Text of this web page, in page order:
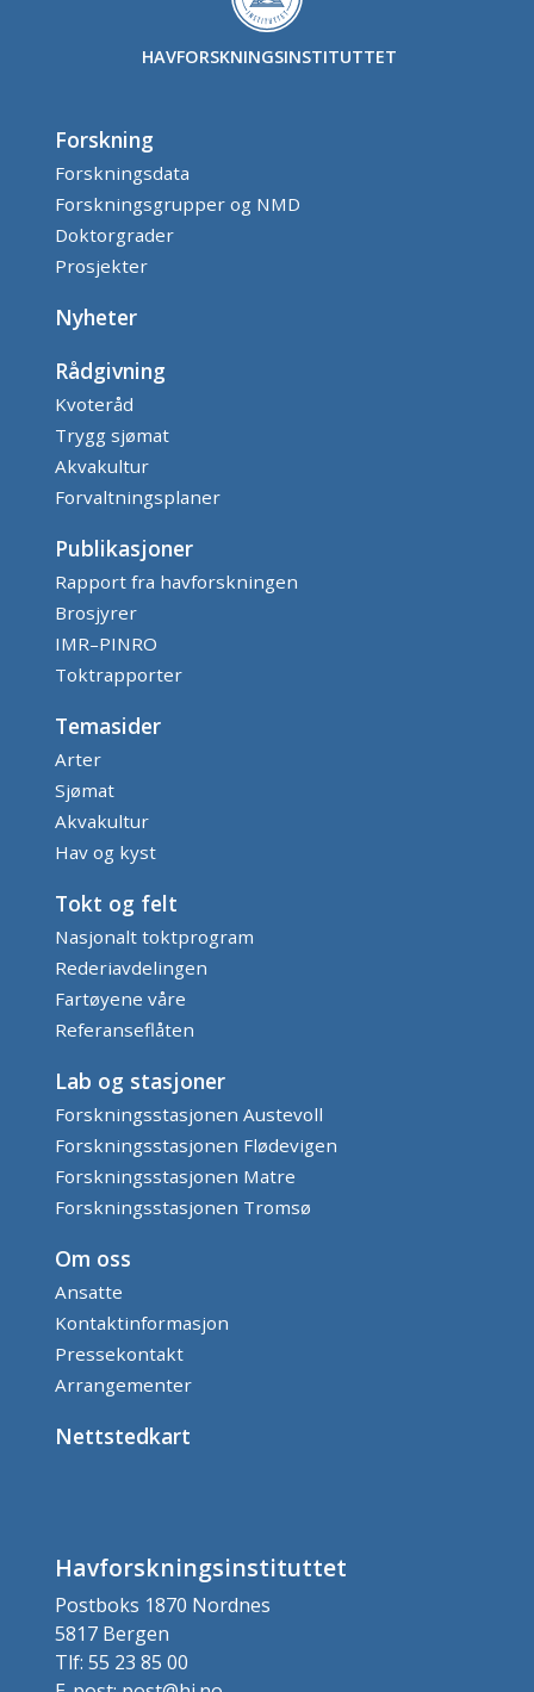
HAVFORSKNINGSINSTITUTTET
Forskning
Forskningsdata
Forskningsgrupper og NMD
Doktorgrader
Prosjekter
Nyheter
Rådgivning
Kvoteråd
Trygg sjømat
Akvakultur
Forvaltningsplaner
Publikasjoner
Rapport fra havforskningen
Brosjyrer
IMR–PINRO
Toktrapporter
Temasider
Arter
Sjømat
Akvakultur
Hav og kyst
Tokt og felt
Nasjonalt toktprogram
Rederiavdelingen
Fartøyene våre
Referanseflåten
Lab og stasjoner
Forskningsstasjonen Austevoll
Forskningsstasjonen Flødevigen
Forskningsstasjonen Matre
Forskningsstasjonen Tromsø
Om oss
Ansatte
Kontaktinformasjon
Pressekontakt
Arrangementer
Nettstedkart
Havforskningsinstituttet
Postboks 1870 Nordnes
5817 Bergen
Tlf: 55 23 85 00